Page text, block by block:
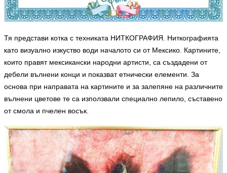
Тя представи котка с техниката НИТКОГРАФИЯ. Ниткографията
като визуално изкуство води началото си от Мексико. Картините,
които правят мексикански народни артисти, са създадени от
дебели вълнени конци и показват етнически елементи. За
основа при направата на картините и за залепяне на различните
вълнени цветове те са използвали специално лепило, съставено
от смола и пчелен восък.